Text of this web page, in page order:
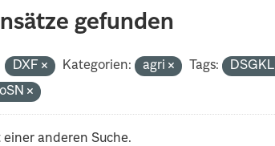
gefunden
DXF Kategorien: agri Tags:
anderen Suche.